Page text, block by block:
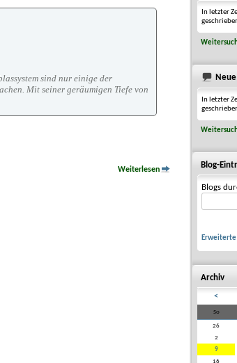
sind nur einige der
Mit seiner geräumigen Tiefe von
Weiterlesen
In letzter
In letzter
Blog-
Blogs
Erweiterte
Archiv
<
So
26
2
9
16